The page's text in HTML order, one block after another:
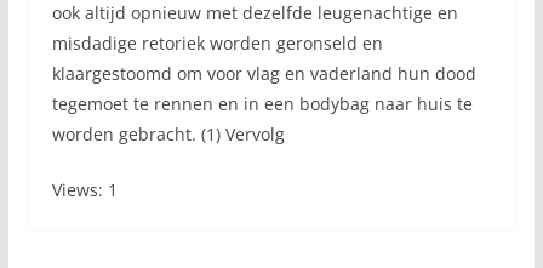
ook altijd opnieuw met dezelfde leugenachtige en
misdadige retoriek worden geronseld en
klaargestoomd om voor vlag en vaderland hun dood
tegemoet te rennen en in een bodybag naar huis te
worden gebracht. (1) Vervolg
Views: 1